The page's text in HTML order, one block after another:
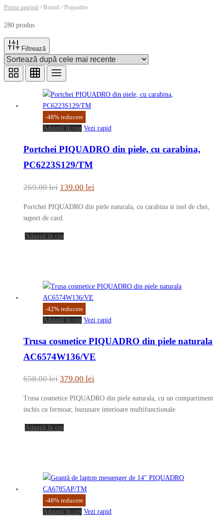
Prima pagină /Brand /Piquadro
280 produs
Filtrează
-48% reducere
Adaugă în coș Vezi rapid
Portchei PIQUADRO din piele, cu carabina,
PC6223S129/TM
269.00lei Prețul
a
269.00 lei.
139.00 lei
Portchei PIQUADRO din piele naturala, cu carabina si inel de chei,
suport de card.
Adaugă în coș
-42% reducere
Adaugă în coș Vezi rapid
Trusa cosmetice PIQUADRO din piele naturala
AC6574W136/VE
658.00lei Prețul
658.00 lei.
379.00 lei
este:
Trusa cosmetice PIQUADRO din piele naturala, cu un compartiment
inchis cu fermoar, buzunare interioare multifunctionale.
Adaugă în coș
-48% reducere
Adaugă în coș Vezi rapid